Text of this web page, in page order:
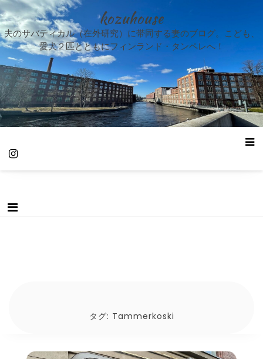
kozuhouse
夫のサバティカル（在外研究）に帯同する妻のブログ。こども、
愛犬２匹とともにフィンランド・タンペレへ！
タグ: Tammerkoski